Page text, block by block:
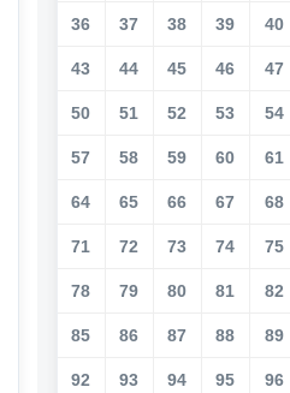
36 37 38 39 40
43 44 45 46 47
50 51 52 53 54
57 58 59 60 61
64 65 66 67 68
71 72 73 74 75
78 79 80 81 82
85 86 87 88 89
92 93 94 95 96